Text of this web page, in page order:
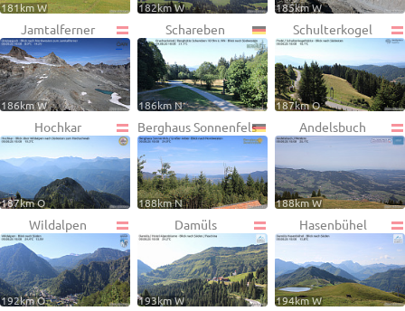
181km W 182km W 185km W
Jamtalferner
186km W
Schareben
186km N
Schulterkogel
187km O
Hochkar
187km O
Berghaus Sonnenfels
188km N
Andelsbuch
188km W
Wildalpen
192km O
Damüls
193km W
Hasenbühel
194km W